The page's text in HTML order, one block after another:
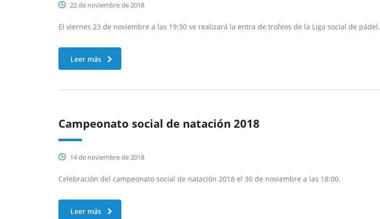
22 de noviembre de 2018
El viernes 23 de noviembre a las 19:30 se realizará la entra de trofeos de la Liga social de pádel.
Leer más
Campeonato social de natación 2018
14 de noviembre de 2018
Celebración del campeonato social de natación 2018 el 30 de noviembre a las 18:00.
Leer más